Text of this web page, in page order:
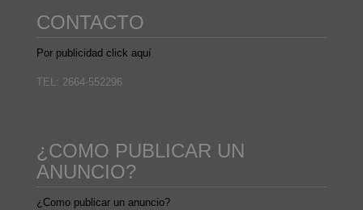
CONTACTO
Por publicidad click aquí
TEL: 2664-552296
¿COMO PUBLICAR UN
ANUNCIO?
¿Como publicar un anuncio?